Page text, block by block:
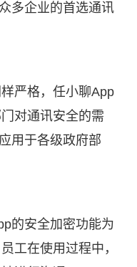
多企业的首选通讯
严格，任小聊App
对通讯安全的需
用于各级政府部
的安全加密功能为
工在使用过程中，